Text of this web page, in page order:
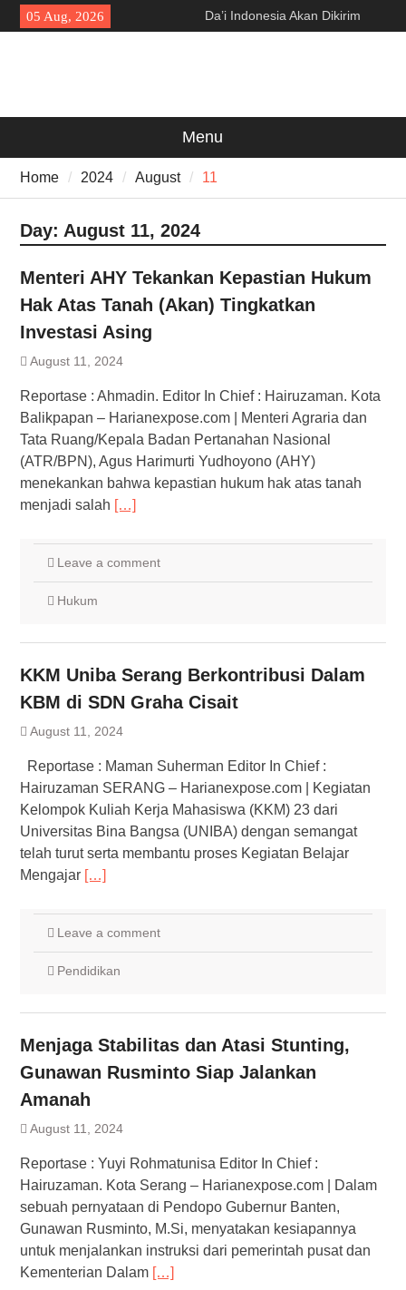
Skip
to
05 Aug, 2026
Da’i Indonesia Akan Dikirim
MUI ke Al-Azhar dan Madinah
Pelaksana Diduga Abaikan K3
Menu
Home 2024 August 11
Day: August 11, 2024
Menteri AHY Tekankan Kepastian Hukum
Hak Atas Tanah (Akan) Tingkatkan
Investasi Asing
August 11, 2024
Reportase : Ahmadin. Editor In Chief : Hairuzaman. Kota
Balikpapan – Harianexpose.com | Menteri Agraria dan
Tata Ruang/Kepala Badan Pertanahan Nasional
(ATR/BPN), Agus Harimurti Yudhoyono (AHY)
menekankan bahwa kepastian hukum hak atas tanah
menjadi salah […]
Leave a comment
Hukum
KKM Uniba Serang Berkontribusi Dalam
KBM di SDN Graha Cisait
August 11, 2024
Reportase : Maman Suherman Editor In Chief :
Hairuzaman SERANG – Harianexpose.com | Kegiatan
Kelompok Kuliah Kerja Mahasiswa (KKM) 23 dari
Universitas Bina Bangsa (UNIBA) dengan semangat
telah turut serta membantu proses Kegiatan Belajar
Mengajar […]
Leave a comment
Pendidikan
Menjaga Stabilitas dan Atasi Stunting,
Gunawan Rusminto Siap Jalankan
Amanah
August 11, 2024
Reportase : Yuyi Rohmatunisa Editor In Chief :
Hairuzaman. Kota Serang – Harianexpose.com | Dalam
sebuah pernyataan di Pendopo Gubernur Banten,
Gunawan Rusminto, M.Si, menyatakan kesiapannya
untuk menjalankan instruksi dari pemerintah pusat dan
Kementerian Dalam […]